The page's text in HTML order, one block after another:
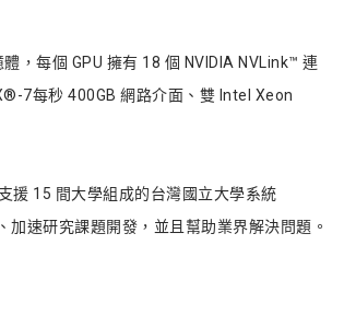
，每個 GPU 擁有 18 個 NVIDIA NVLink™ 連
7每秒 400GB 網路介面、雙 Intel Xeon
援 15 間大學組成的台灣國立大學系統
加速研究課題開發，並且幫助業界解決問題。